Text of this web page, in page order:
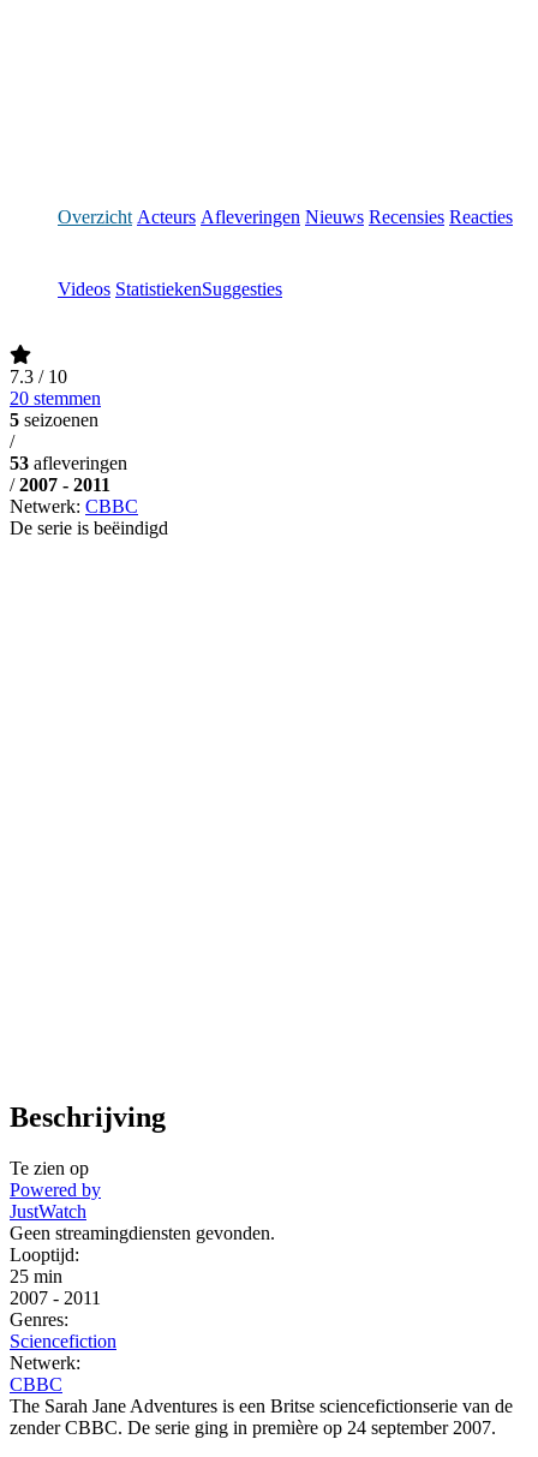
Overzicht Acteurs Afleveringen Nieuws Recensies Reacties
Videos StatistiekenSuggesties
7.3 / 10
20 stemmen
5 seizoenen
/
53 afleveringen
/ 2007 - 2011
Netwerk: CBBC
De serie is beëindigd
Beschrijving
Te zien op
Powered by
JustWatch
Geen streamingdiensten gevonden.
Looptijd:
25 min
2007 - 2011
Genres:
Sciencefiction
Netwerk:
CBBC
The Sarah Jane Adventures is een Britse sciencefictionserie van de
zender CBBC. De serie ging in première op 24 september 2007.